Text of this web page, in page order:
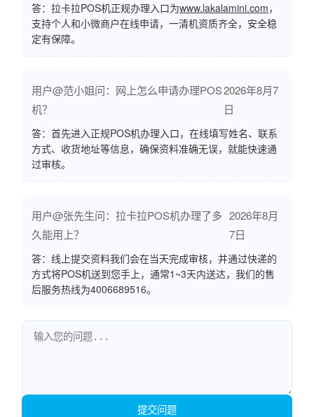
答：拉卡拉POS机正规办理入口为www.lakalamini.com，
支持个人和小微商户在线申请，一清机资质齐全，安全稳
定有保障。
用户@范小姐问：网上怎么申请办理POS
机？
2026年8月7
日
答：首先进入正规POS机办理入口，在线填写姓名、联系
方式、收货地址等信息，确保资料准确无误，就能快速通
过审核。
用户@张先生问：拉卡拉POS机办理了多
久能用上？
2026年8月
7日
答：线上提交资料我们会在当天完成审核，并通过快递的
方式将POS机送到您手上，通常1~3天内送达，我们的售
后服务热线为4006689516。
提交问题